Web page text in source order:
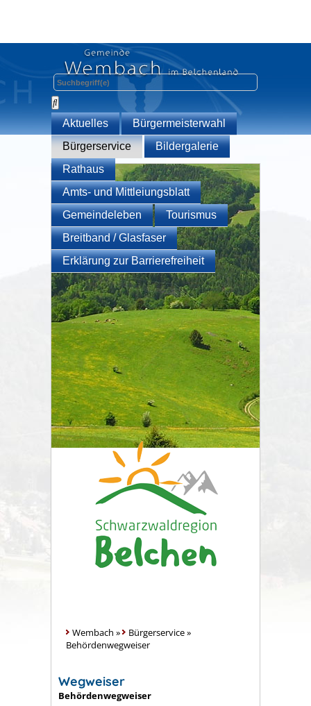
Aktuelles
Bürgermeisterwahl
Bürgerservice
Bildergalerie
Rathaus
Amts- und Mittleiungsblatt
Gemeindeleben
Tourismus
Breitband / Glasfaser
Erklärung zur Barrierefreiheit
Wembach » Bürgerservice»
Behördenwegweiser
Wegweiser
Behördenwegweiser